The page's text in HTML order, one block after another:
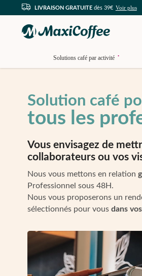
LIVRAISON GRATUITE dès 39€ Voir plus
Solutions café par activité •
Solution café
tous les
Vous envisagez de
collaborateurs ou vos
Nous vous mettons en relation
Professionnel sous 48H.
Nous vous proposerons un
sélectionnés pour vous dans